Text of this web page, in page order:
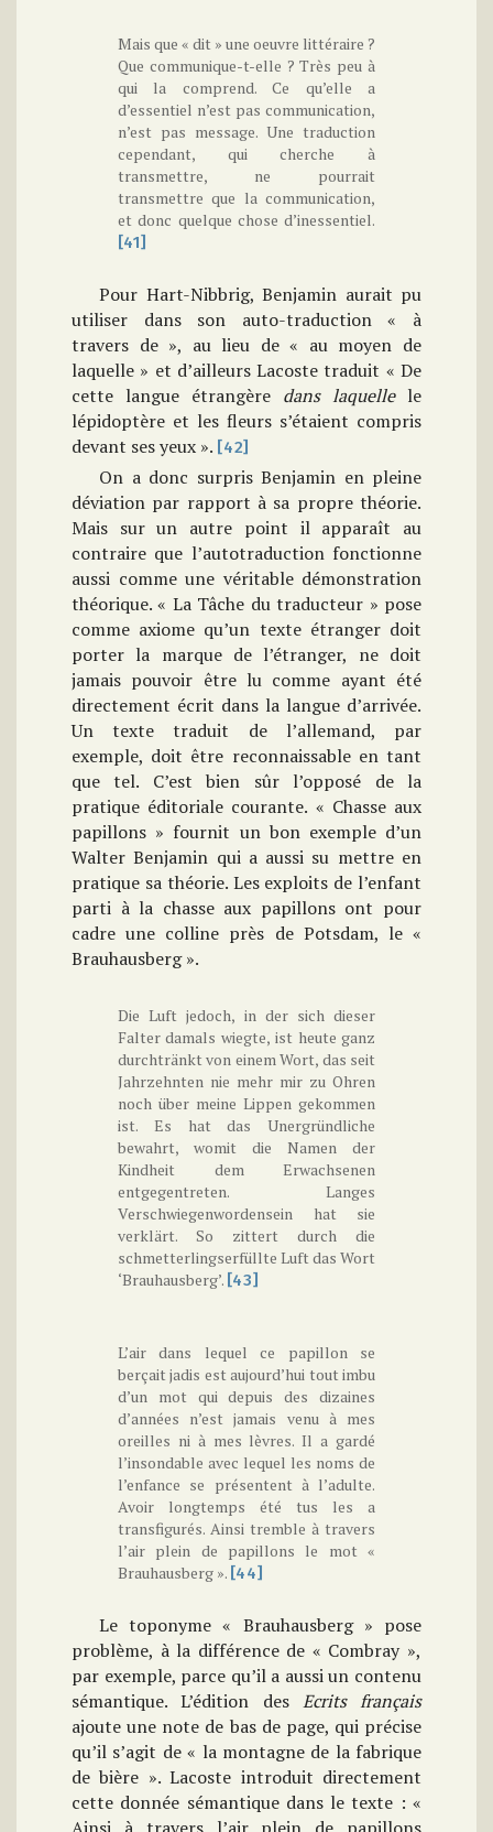
Mais que « dit » une oeuvre littéraire ?
Que communique-t-elle ? Très peu à
qui la comprend. Ce qu’elle a
d’essentiel n’est pas communication,
n’est pas message. Une traduction
cependant, qui cherche à
transmettre, ne pourrait
transmettre que la communication,
et donc quelque chose d’inessentiel.
[41]
Pour Hart-Nibbrig, Benjamin aurait pu
utiliser dans son auto-traduction « à
travers de », au lieu de « au moyen de
laquelle » et d’ailleurs Lacoste traduit « De
cette langue étrangère dans laquelle le
lépidoptère et les fleurs s’étaient compris
devant ses yeux ». [42]
On a donc surpris Benjamin en pleine
déviation par rapport à sa propre théorie.
Mais sur un autre point il apparaît au
contraire que l’autotraduction fonctionne
aussi comme une véritable démonstration
théorique. « La Tâche du traducteur » pose
comme axiome qu’un texte étranger doit
porter la marque de l’étranger, ne doit
jamais pouvoir être lu comme ayant été
directement écrit dans la langue d’arrivée.
Un texte traduit de l’allemand, par
exemple, doit être reconnaissable en tant
que tel. C’est bien sûr l’opposé de la
pratique éditoriale courante. « Chasse aux
papillons » fournit un bon exemple d’un
Walter Benjamin qui a aussi su mettre en
pratique sa théorie. Les exploits de l’enfant
parti à la chasse aux papillons ont pour
cadre une colline près de Potsdam, le «
Brauhausberg ».
Die Luft jedoch, in der sich dieser
Falter damals wiegte, ist heute ganz
durchtränkt von einem Wort, das seit
Jahrzehnten nie mehr mir zu Ohren
noch über meine Lippen gekommen
ist. Es hat das Unergründliche
bewahrt, womit die Namen der
Kindheit dem Erwachsenen
entgegentreten. Langes
Verschwiegenwordensein hat sie
verklärt. So zittert durch die
schmetterlingserfüllte Luft das Wort
‘Brauhausberg’. [43]
L’air dans lequel ce papillon se
berçait jadis est aujourd’hui tout imbu
d’un mot qui depuis des dizaines
d’années n’est jamais venu à mes
oreilles ni à mes lèvres. Il a gardé
l’insondable avec lequel les noms de
l’enfance se présentent à l’adulte.
Avoir longtemps été tus les a
transfigurés. Ainsi tremble à travers
l’air plein de papillons le mot «
Brauhausberg ». [44]
Le toponyme « Brauhausberg » pose
problème, à la différence de « Combray »,
par exemple, parce qu’il a aussi un contenu
sémantique. L’édition des Ecrits français
ajoute une note de bas de page, qui précise
qu’il s’agit de « la montagne de la fabrique
de bière ». Lacoste introduit directement
cette donnée sémantique dans le texte : «